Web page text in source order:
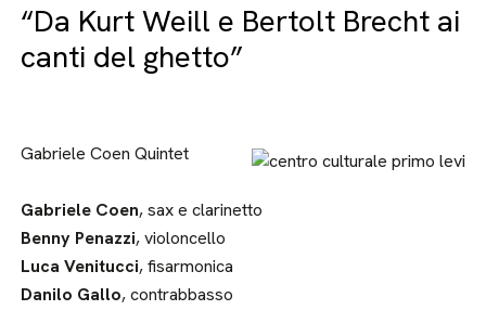
“Da Kurt Weill e Bertolt Brecht ai
canti del ghetto”
Gabriele Coen Quintet
Gabriele Coen, sax e clarinetto
Benny Penazzi, violoncello
Luca Venitucci, fisarmonica
Danilo Gallo, contrabbasso